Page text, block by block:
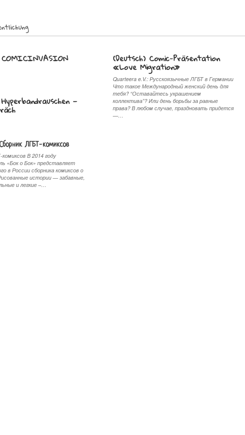
(Deutsch) Comic-Präsentation
«Love Migration»
Quarteera e.V.: Русскоязычные ЛГБТ в Германии
Что такое Международный женский день для
тебя? “Оставайтесь украшением
коллектива”? Или день борьбы за равные
права? В любом случае, праздновать придется
—…
—
ЛГБТ-комиксов
В 2014 году
«Бок о Бок» представляет
в России сборника комиксов о
истории — забавные,
и легкие –…